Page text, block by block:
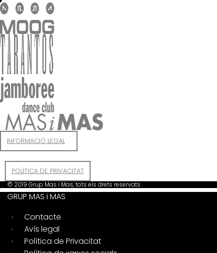
INFORMACIÓ LEGAL
POLÍTICA DE PRIVACITAT
© 2019 Grup Mas i Mas, tots els drets reservats
GRUP MAS i MAS
Contacte
Avís legal
Política de Privacitat